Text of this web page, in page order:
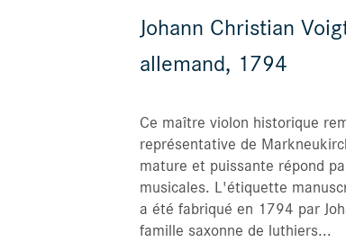
Johann Christian
allemand, 1794
Ce maître violon historique
représentative de
mature et puissante répond
musicales. L'étiquette
a été fabriqué en 1794 par
famille saxonne de luthiers...